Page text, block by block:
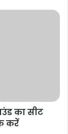
बल्कि विकास का
तक त्वरित पहुंच
पैदा होंगे।
व्यक्त करते हुए
बहुप्रतीक्षित
का सीट
करें